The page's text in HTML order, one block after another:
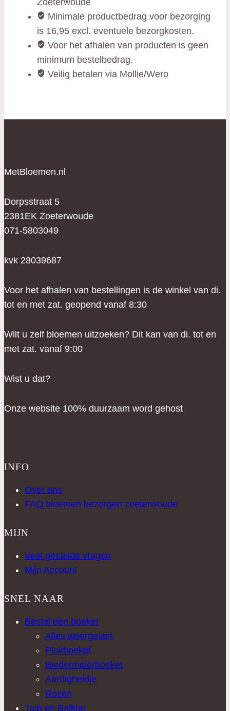
Zoeterwoude
Minimale productbedrag voor bezorging
is 16,95 excl. eventuele bezorgkosten.
Voor het afhalen van producten is geen
minimum bestelbedrag.
Veilig betalen via Mollie/Wero
MetBloemen.nl
Dorpsstraat 5
2381EK Zoeterwoude
071-5803049
kvk 28039687
Voor het afhalen van bestellingen is de winkel van di.
tot en met zat. geopend vanaf 8:30
Wilt u zelf bloemen uitzoeken? Dit kan van di. tot en
met zat. vanaf 9:00
Wist u dat?
Onze website 100% duurzaam word gehost
INFO
Over ons
FAQ bloemen bezorgen zoeterwoude
MIJN
Veel gestelde vragen
Mijn Account
SNEL NAAR
Bestel een boeket
Alles weergeven
Plukboeket
Biedermeierboeket
Aardigheidje
Rozen
Tuin en Balkon